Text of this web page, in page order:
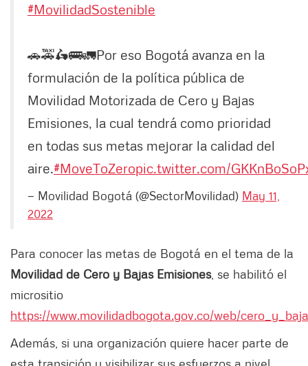
#MovilidadSostenible
🚗🚕🛵🚌🚛Por eso Bogotá avanza en la
formulación de la política pública de
Movilidad Motorizada de Cero y Bajas
Emisiones, la cual tendrá como prioridad
en todas sus metas mejorar la calidad del
aire.#MoveToZeropic.twitter.com/
— Movilidad Bogotá (@SectorMovilidad) May 11,
2022
Para conocer las metas de Bogotá en el tema de la
Movilidad de Cero y Bajas Emisiones, se habilitó el
micrositio
https://www.movilidadbogota.gov.co/web/
Además, si una organización quiere hacer parte de